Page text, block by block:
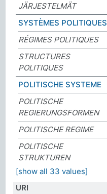
JÄRJESTELMÄT
SYSTÈMES POLITIQUES
RÉGIMES POLITIQUES
STRUCTURES
POLITIQUES
POLITISCHE SYSTEME
POLITISCHE
REGIERUNGSFORMEN
POLITISCHE REGIME
POLITISCHE
STRUKTUREN
[show all 33 values]
URI